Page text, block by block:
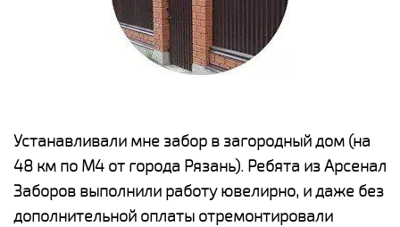
Устанавливали мне забор в загородный дом (на
48 км по М4 от города Рязань). Ребята из Арсенал
Заборов выполнили работу ювелирно, и даже без
дополнительной оплаты отремонтировали